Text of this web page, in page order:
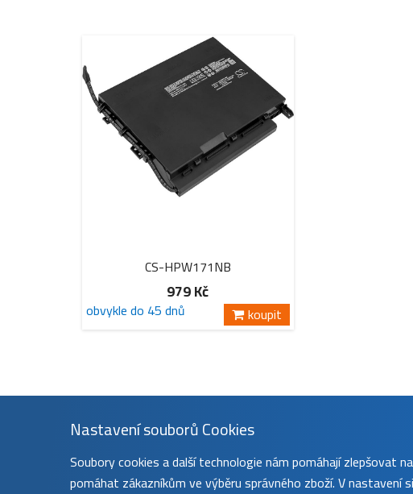
CS-HPW171NB
979 Kč
obvykle do 45 dnů koupit
Nastavení souborů Cookies
Soubory cookies a další technologie nám pomáhají zlepšovat
pomáhat zákazníkům ve výběru správného zboží. V